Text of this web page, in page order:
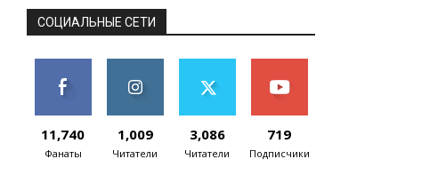
СОЦИАЛЬНЫЕ СЕТИ
11,740
Фанаты
1,009
Читатели
3,086
Читатели
719
Подписчики